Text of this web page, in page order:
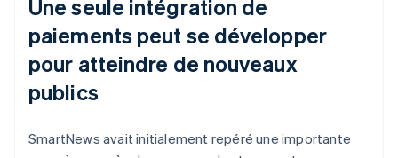
Une seule intégration de
paiements peut se développer
pour atteindre de nouveaux
publics
SmartNews avait initialement repéré une importante